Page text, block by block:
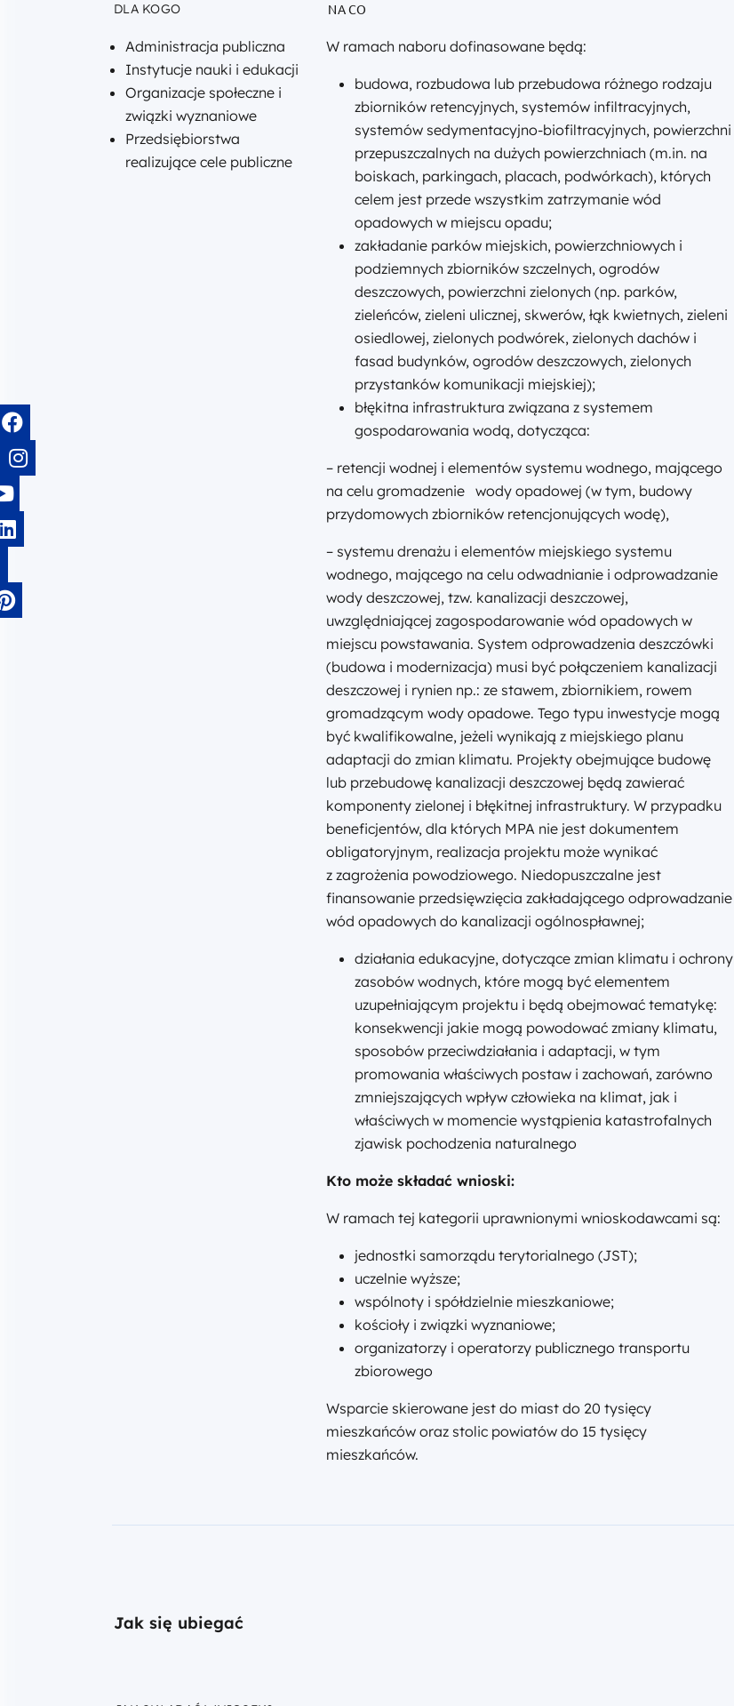
ulewnych
deszczy
obszarach
zurbanizowanych
poprzez
zastosowanie
DLA KOGO
Administracja publiczna
Instytucje nauki i edukacji
Organizacje społeczne i
związki wyznaniowe
Przedsiębiorstwa
realizujące cele publiczne
NA CO
W ramach naboru dofinasowane będą:
budowa, rozbudowa lub przebudowa różnego rodzaju
zbiorników retencyjnych, systemów infiltracyjnych,
systemów sedymentacyjno-biofiltracyjnych, powierzchni
przepuszczalnych na dużych powierzchniach (m.in. na
boiskach, parkingach, placach, podwórkach), których
celem jest przede wszystkim zatrzymanie wód
opadowych w miejscu opadu;
zakładanie parków miejskich, powierzchniowych i
podziemnych zbiorników szczelnych, ogrodów
deszczowych, powierzchni zielonych (np. parków,
zieleńców, zieleni ulicznej, skwerów, łąk kwietnych, zieleni
osiedlowej, zielonych podwórek, zielonych dachów i
fasad budynków, ogrodów deszczowych, zielonych
przystanków komunikacji miejskiej);
błękitna infrastruktura związana z systemem
gospodarowania wodą, dotycząca:
– retencji wodnej i elementów systemu wodnego, mającego
na celu gromadzenie wody opadowej (w tym, budowy
przydomowych zbiorników retencjonujących wodę),
– systemu drenażu i elementów miejskiego systemu
wodnego, mającego na celu odwadnianie i odprowadzanie
wody deszczowej, tzw. kanalizacji deszczowej,
uwzględniającej zagospodarowanie wód opadowych w
miejscu powstawania. System odprowadzenia deszczówki
(budowa i modernizacja) musi być połączeniem kanalizacji
deszczowej i rynien np.: ze stawem, zbiornikiem, rowem
gromadzącym wody opadowe. Tego typu inwestycje mogą
być kwalifikowalne, jeżeli wynikają z miejskiego planu
adaptacji do zmian klimatu. Projekty obejmujące budowę
lub przebudowę kanalizacji deszczowej będą zawierać
komponenty zielonej i błękitnej infrastruktury. W przypadku
beneficjentów, dla których MPA nie jest dokumentem
obligatoryjnym, realizacja projektu może wynikać
z zagrożenia powodziowego. Niedopuszczalne jest
finansowanie przedsięwzięcia zakładającego odprowadzanie
wód opadowych do kanalizacji ogólnospławnej;
działania edukacyjne, dotyczące zmian klimatu i ochrony
zasobów wodnych, które mogą być elementem
uzupełniającym projektu i będą obejmować tematykę:
konsekwencji jakie mogą powodować zmiany klimatu,
sposobów przeciwdziałania i adaptacji, w tym
promowania właściwych postaw i zachowań, zarówno
zmniejszających wpływ człowieka na klimat, jak i
właściwych w momencie wystąpienia katastrofalnych
zjawisk pochodzenia naturalnego
Kto może składać wnioski:
W ramach tej kategorii uprawnionymi wnioskodawcami są:
jednostki samorządu terytorialnego (JST);
uczelnie wyższe;
wspólnoty i spółdzielnie mieszkaniowe;
kościoły i związki wyznaniowe;
organizatorzy i operatorzy publicznego transportu
zbiorowego
Wsparcie skierowane jest do miast do 20 tysięcy
mieszkańców oraz stolic powiatów do 15 tysięcy
mieszkańców.
Jak się ubiegać